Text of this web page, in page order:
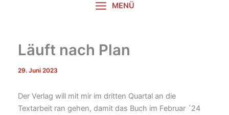
MENÜ
Läuft nach Plan
29. Juni 2023
Der Verlag will mit mir im dritten Quartal an die
Textarbeit ran gehen, damit das Buch im Februar ´24